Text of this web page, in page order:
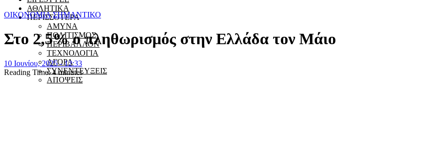
ΑΘΛΗΤΙΚΑ
ΠΕΡΙΣΣΟΤΕΡΑ
ΑΜΥΝΑ
ΠΟΛΙΤΙΣΜΟΣ
ΠΕΡΙΒΑΛΛΟΝ
ΤΕΧΝΟΛΟΓΙΑ
ΑΓΟΡΑ
ΣΥΝΕΝΤΕΥΞΕΙΣ
ΑΠΟΨΕΙΣ
ΟΙΚΟΝΟΜΙΑ ΣΗΜΑΝΤΙΚΟ
Στο 2,5% ο πληθωρισμός στην Ελλάδα τον Μάιο
10 Ιουνίου, 2025 - 12:33
Reading Time:4 minutes